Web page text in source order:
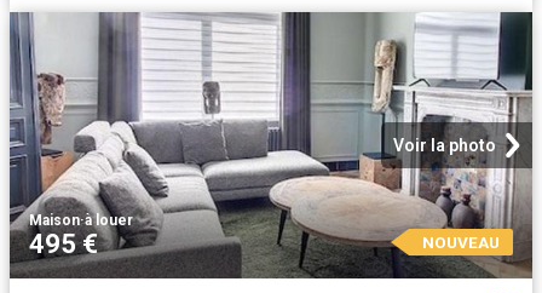
Voir la photo
Maison·à louer
495 € NOUVEAU